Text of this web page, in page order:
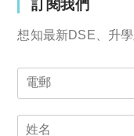
訂閱我們
想知最新DSE、升